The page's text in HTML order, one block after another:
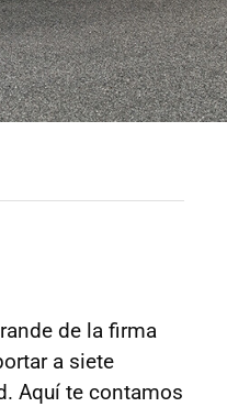
de la firma
a siete
Aquí te contamos